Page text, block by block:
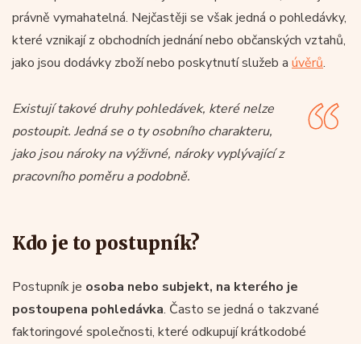
právně vymahatelná. Nejčastěji se však jedná o pohledávky,
které vznikají z obchodních jednání nebo občanských vztahů,
jako jsou dodávky zboží nebo poskytnutí služeb a úvěrů.
Existují takové druhy pohledávek, které nelze
postoupit. Jedná se o ty osobního charakteru,
jako jsou nároky na výživné, nároky vyplývající z
pracovního poměru a podobně.
Kdo je to postupník?
Postupník je osoba nebo subjekt, na kterého je
postoupena pohledávka. Často se jedná o takzvané
faktoringové společnosti, které odkupují krátkodobé